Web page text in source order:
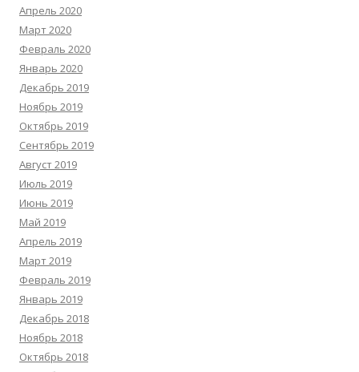
Апрель 2020
Март 2020
Февраль 2020
Январь 2020
Декабрь 2019
Ноябрь 2019
Октябрь 2019
Сентябрь 2019
Август 2019
Июль 2019
Июнь 2019
Май 2019
Апрель 2019
Март 2019
Февраль 2019
Январь 2019
Декабрь 2018
Ноябрь 2018
Октябрь 2018